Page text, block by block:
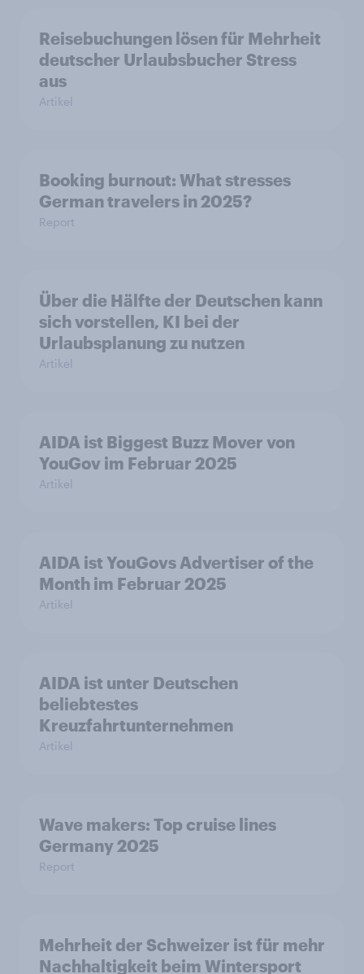
Reisebuchungen lösen für Mehrheit
deutscher Urlaubsbucher Stress
aus
Artikel
Booking burnout: What stresses
German travelers in 2025?
Report
Über die Hälfte der Deutschen kann
sich vorstellen, KI bei der
Urlaubsplanung zu nutzen
Artikel
AIDA ist Biggest Buzz Mover von
YouGov im Februar 2025
Artikel
AIDA ist YouGovs Advertiser of the
Month im Februar 2025
Artikel
AIDA ist unter Deutschen
beliebtestes
Kreuzfahrtunternehmen
Artikel
Wave makers: Top cruise lines
Germany 2025
Report
Mehrheit der Schweizer ist für mehr
Nachhaltigkeit beim Wintersport